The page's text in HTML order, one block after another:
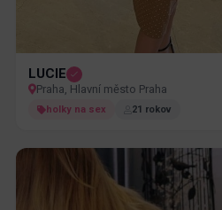
LUCIE
Praha, Hlavní město Praha
holky na sex 21 rokov